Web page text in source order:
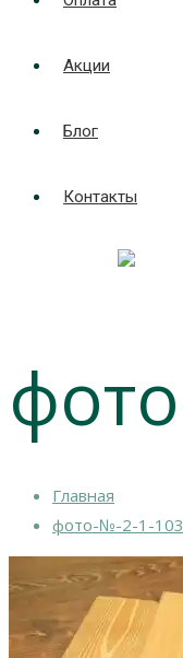
Акции
Блог
Контакты
Главная
фото-№-2-1-